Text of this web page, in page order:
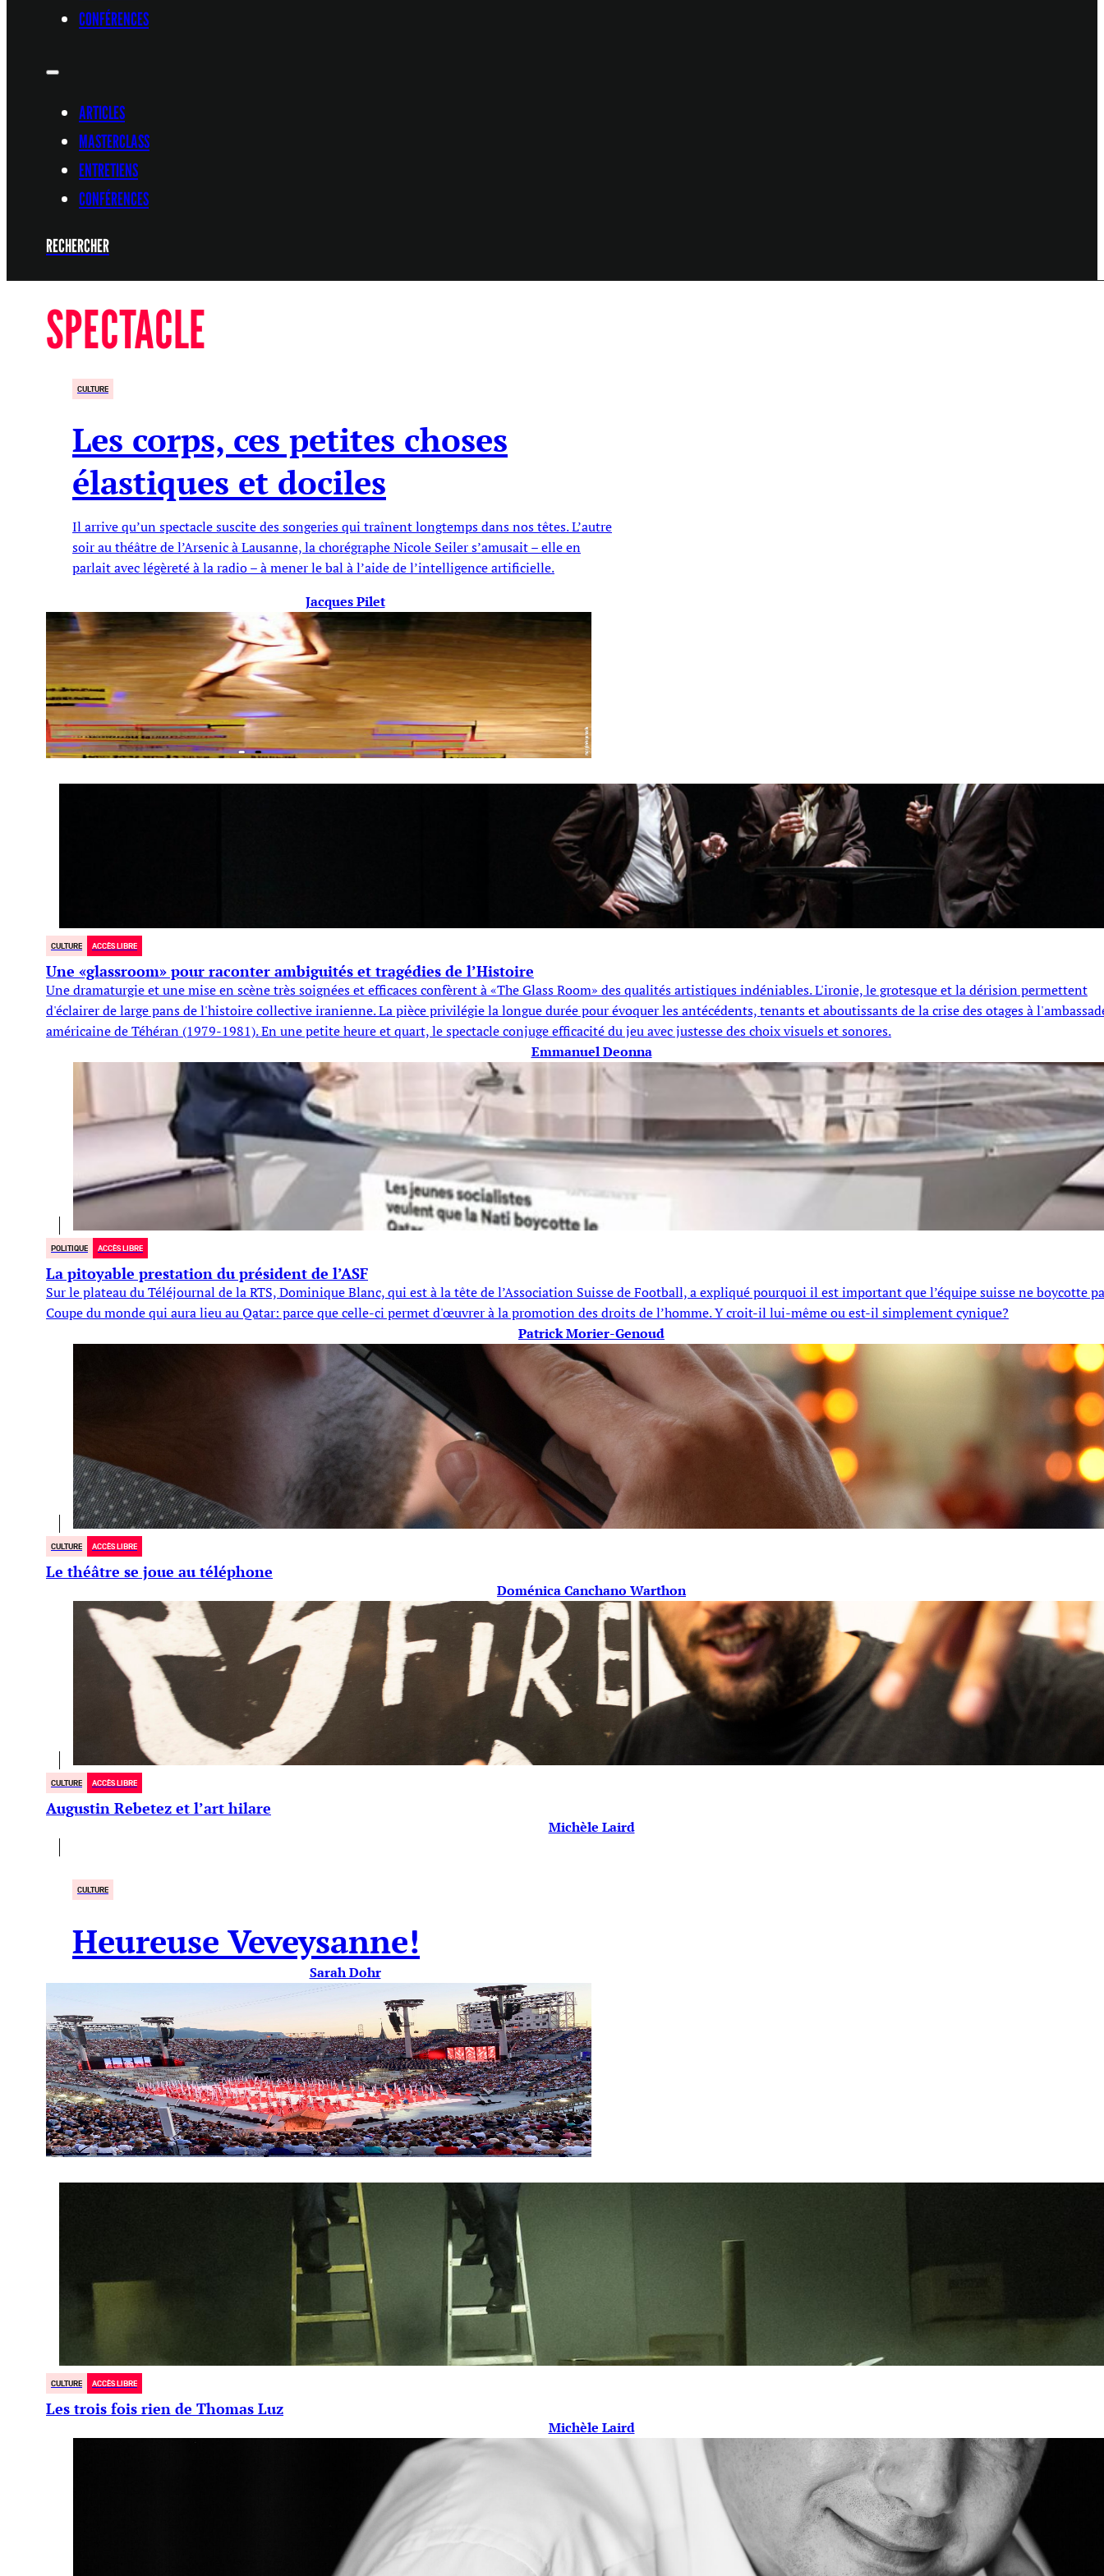
CONFÉRENCES
ARTICLES
MASTERCLASS
ENTRETIENS
CONFÉRENCES
RECHERCHER
SPECTACLE
CULTURE
Les corps, ces petites choses
élastiques et dociles
Il arrive qu’un spectacle suscite des songeries qui traînent longtemps dans nos têtes. L’autre
soir au théâtre de l’Arsenic à Lausanne, la chorégraphe Nicole Seiler s’amusait – elle en
parlait avec légèreté à la radio – à mener le bal à l’aide de l’intelligence artificielle.
Jacques Pilet
CULTURE ACCÈS LIBRE
Une «glassroom» pour raconter ambiguités et tragédies de l’Histoire
Une dramaturgie et une mise en scène très soignées et efficaces confèrent à «The Glass Room» des qualités artistiques indéniables. L'ironie, le grotesque et la dérision permettent
d'éclairer de large pans de l'histoire collective iranienne. La pièce privilégie la longue durée pour évoquer les antécédents, tenants et aboutissants de la crise des otages à
américaine de Téhéran (1979-1981). En une petite heure et quart, le spectacle conjuge efficacité du jeu avec justesse des choix visuels et sonores.
Emmanuel Deonna
POLITIQUE ACCÈS LIBRE
La pitoyable prestation du président de l’ASF
Sur le plateau du Téléjournal de la RTS, Dominique Blanc, qui est à la tête de l’Association Suisse de Football, a expliqué pourquoi il est important que l’équipe suisse ne boycotte
Coupe du monde qui aura lieu au Qatar: parce que celle-ci permet d'œuvrer à la promotion des droits de l’homme. Y croit-il lui-même ou est-il simplement cynique?
Patrick Morier-Genoud
CULTURE ACCÈS LIBRE
Le théâtre se joue au téléphone
Doménica Canchano Warthon
CULTURE ACCÈS LIBRE
Augustin Rebetez et l’art hilare
Michèle Laird
CULTURE
Heureuse Veveysanne!
Sarah Dohr
CULTURE ACCÈS LIBRE
Les trois fois rien de Thomas Luz
Michèle Laird